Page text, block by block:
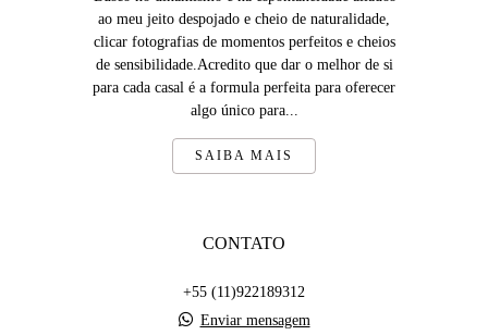
ao meu jeito despojado e cheio de naturalidade,
clicar fotografias de momentos perfeitos e cheios
de sensibilidade.Acredito que dar o melhor de si
para cada casal é a formula perfeita para oferecer
algo único para...
SAIBA MAIS
CONTATO
+55 (11)922189312
Enviar mensagem